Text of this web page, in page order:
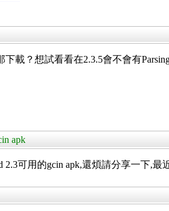
載？想試看看在2.3.5會不會有
apk
可用的gcin apk,還煩請分享一下,